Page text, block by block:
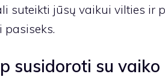
suteikti jūsų vaikui vilties ir
susidoroti su